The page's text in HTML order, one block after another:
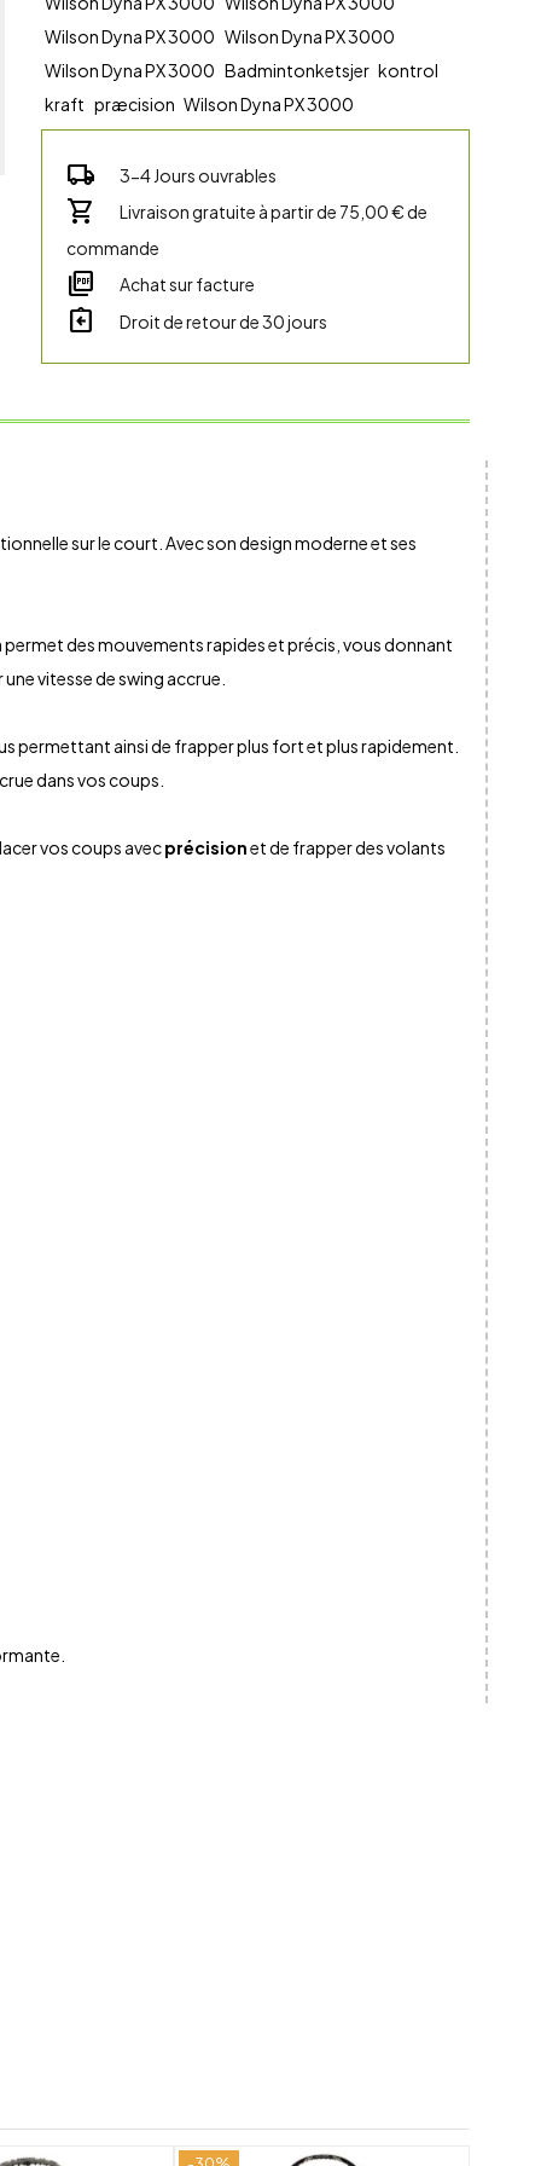
Wilson Dyna PX 3000 Wilson Dyna PX 3000
Wilson Dyna PX 3000 Badmintonketsjer kontrol
kraft præcision Wilson Dyna PX 3000
local_shipping 3-4 Jours ouvrables
shopping_cart
Livraison gratuite à partir de 75,00 € de
commande
picture_as_pdf Achat sur facture
assignment_return Droit de retour de 30 jours
sur le court. Avec son design moderne et ses
des mouvements rapides et précis, vous donnant
vitesse de swing accrue.
permettant ainsi de frapper plus fort et plus rapidement.
dans vos coups.
vos coups avecprécisionet de frapper des volants